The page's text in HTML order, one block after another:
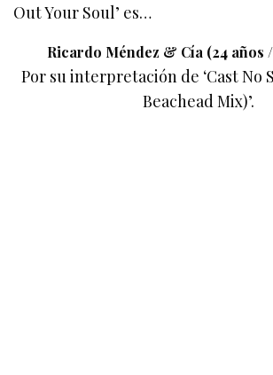
Out Your Soul’ es…
Ricardo Méndez & Cía (24 años
Por su interpretación de ‘Cast No
Beachead Mix)’.